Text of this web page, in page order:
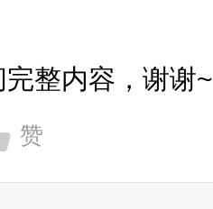
完整内容，谢谢~
赞